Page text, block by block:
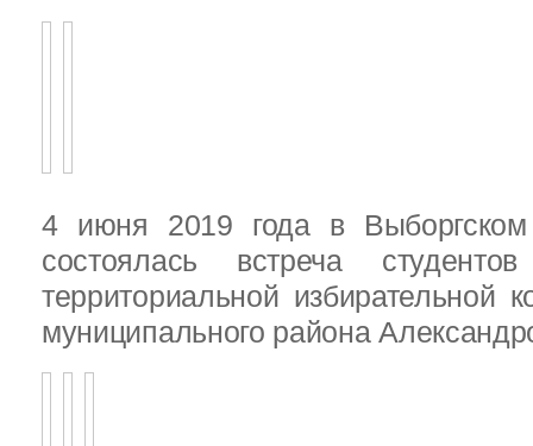
4 июня 2019 года в
состоялась встреча
территориальной избирательной
муниципального района